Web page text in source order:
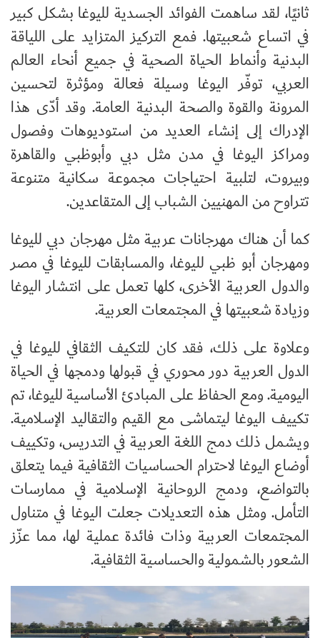
ثانيًا، لقد ساهمت الفوائد الجسدية لليوغا بشكل كبير
في اتساع شعبيتها. فمع التركيز المتزايد على اللياقة
البدنية وأنماط الحياة الصحية في جميع أنحاء العالم
العربي، توفّر اليوغا وسيلة فعالة ومؤثرة لتحسين
المرونة والقوة والصحة البدنية العامة. وقد أدّى هذا
الإدراك إلى إنشاء العديد من استوديوهات وفصول
ومراكز اليوغا في مدن مثل دبي وأبوظبي والقاهرة
وبيروت، لتلبية احتياجات مجموعة سكانية متنوعة
تتراوح من المهنيين الشباب إلى المتقاعدين.
كما أن هناك مهرجانات عربية مثل مهرجان دبي لليوغا
ومهرجان أبو ظبي لليوغا، والمسابقات لليوغا في مصر
والدول العربية الأخرى، كلها تعمل على انتشار اليوغا
وزيادة شعبيتها في المجتمعات العربية.
وعلاوة على ذلك، فقد كان للتكيف الثقافي لليوغا في
الدول العربية دور محوري في قبولها ودمجها في الحياة
اليومية. ومع الحفاظ على المبادئ الأساسية لليوغا، تم
تكييف اليوغا ليتماشى مع القيم والتقاليد الإسلامية.
ويشمل ذلك دمج اللغة العربية في التدريس، وتكييف
أوضاع اليوغا لاحترام الحساسيات الثقافية فيما يتعلق
بالتواضع، ودمج الروحانية الإسلامية في ممارسات
التأمل. ومثل هذه التعديلات جعلت اليوغا في متناول
المجتمعات العربية وذات فائدة عملية لها، مما عزّز
الشعور بالشمولية والحساسية الثقافية.